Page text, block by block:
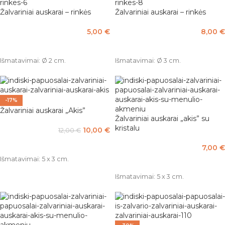
Žalvariniai auskarai – rinkės
5,00 €
Išmatavimai: Ø 2 cm.
Žalvariniai auskarai – rinkės
8,00 €
Išmatavimai: Ø 3 cm.
-17%
Žalvariniai auskarai „Akis”
12,00€ 10,00 €
Išmatavimai: 5 x 3 cm.
Žalvariniai auskarai „akis” su
kristalu
7,00 €
Išmatavimai: 5 x 3 cm.